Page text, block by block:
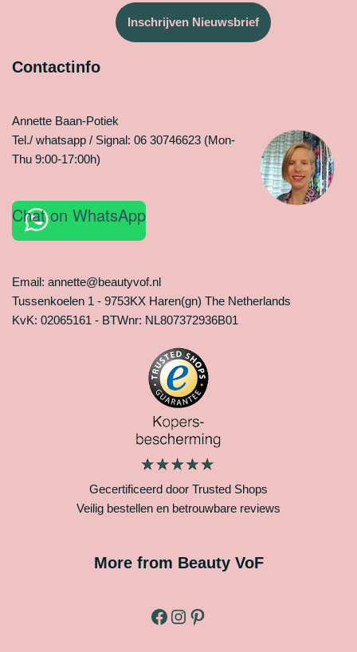
Inschrijven Nieuwsbrief
Contactinfo
Annette Baan-Potiek
Tel./ whatsapp / Signal: 06 30746623 (Mon-
Thu 9:00-17:00h)
Chat on WhatsApp
Email: annette@beautyvof.nl
Tussenkoelen 1 - 9753KX Haren(gn) The Netherlands
KvK: 02065161 - BTWnr: NL807372936B01
Gecertificeerd door Trusted Shops
Veilig bestellen en betrouwbare reviews
More from Beauty VoF